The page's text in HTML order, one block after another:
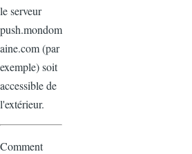
le serveur
push.mondom
aine.com (par
exemple) soit
accessible de
l'extérieur.
Comment